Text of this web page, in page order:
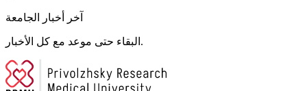
آخر أخبار الجامعة
البقاء حتى موعد مع كل الأخبار.